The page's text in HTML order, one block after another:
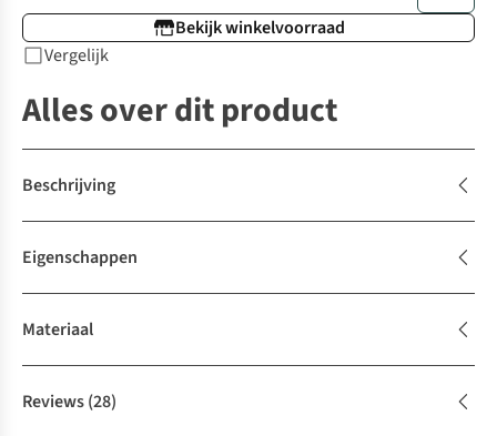
Bekijk winkelvoorraad
Vergelijk
Alles over dit product
Beschrijving
Eigenschappen
Materiaal
Reviews(28)